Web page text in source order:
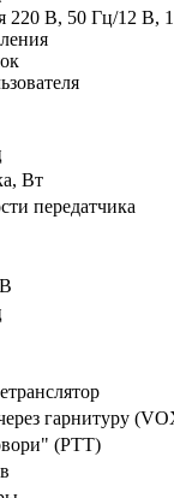
220 В, 50 Гц/12 В,
Вт
передатчика
гарнитуру
(PTT)